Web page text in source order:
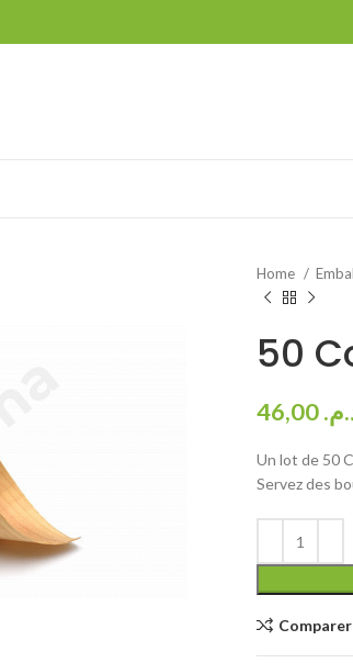
Home
50
Un lot de 50
Servez des
Comparer